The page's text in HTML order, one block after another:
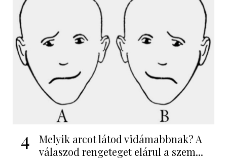
4
Melyik arcot látod vidámabbnak? A
válaszod rengeteget elárul a szem...